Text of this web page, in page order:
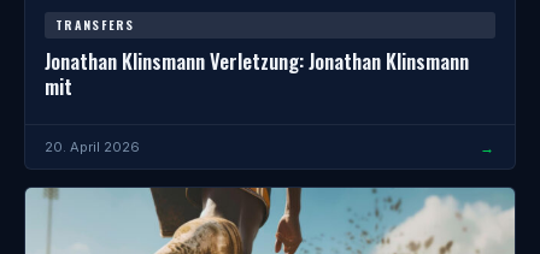
TRANSFERS
Jonathan Klinsmann Verletzung: Jonathan Klinsmann
mit
20. April 2026 →